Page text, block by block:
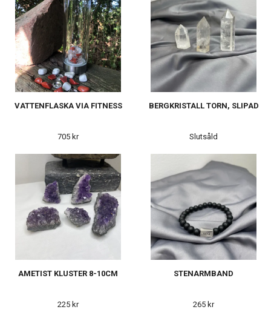
VATTENFLASKA VIA FITNESS
705 kr
BERGKRISTALL TORN, SLIPAD
Slutsåld
AMETIST KLUSTER 8-10CM
225 kr
STENARMBAND
265 kr